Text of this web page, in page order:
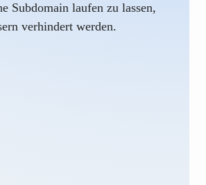
Subdomain laufen zu lassen,
verhindert werden.